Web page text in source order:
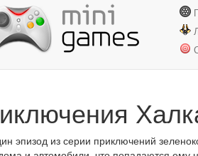
эпизод из серии приключений